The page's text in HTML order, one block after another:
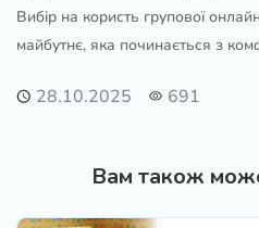
Вибір на користь групової
майбутнє, яка починається з
28.10.2025 691
Вам також